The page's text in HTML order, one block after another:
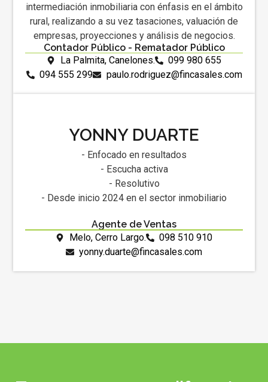
intermediación inmobiliaria con énfasis en el ámbito
rural, realizando a su vez tasaciones, valuación de
empresas, proyecciones y análisis de negocios.
Contador Público - Rematador Público
La Palmita, Canelones.
099 980 655
094 555 299
paulo.rodriguez@fincasales.com
YONNY DUARTE
- Enfocado en resultados
- Escucha activa
- Resolutivo
- Desde inicio 2024 en el sector inmobiliario
Agente de Ventas
Melo, Cerro Largo.
098 510 910
yonny.duarte@fincasales.com